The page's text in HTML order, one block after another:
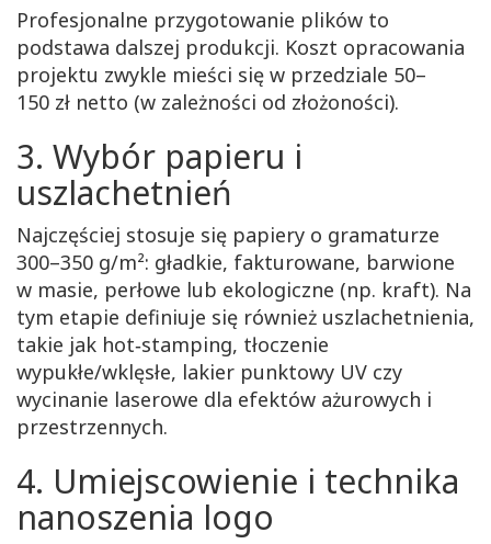
Profesjonalne przygotowanie plików to
podstawa dalszej produkcji. Koszt opracowania
projektu zwykle mieści się w przedziale 50–
150 zł netto (w zależności od złożoności).
3. Wybór papieru i
uszlachetnień
Najczęściej stosuje się papiery o gramaturze
300–350 g/m²: gładkie, fakturowane, barwione
w masie, perłowe lub ekologiczne (np. kraft). Na
tym etapie definiuje się również uszlachetnienia,
takie jak hot‑stamping, tłoczenie
wypukłe/wklęsłe, lakier punktowy UV czy
wycinanie laserowe dla efektów ażurowych i
przestrzennych.
4. Umiejscowienie i technika
nanoszenia logo